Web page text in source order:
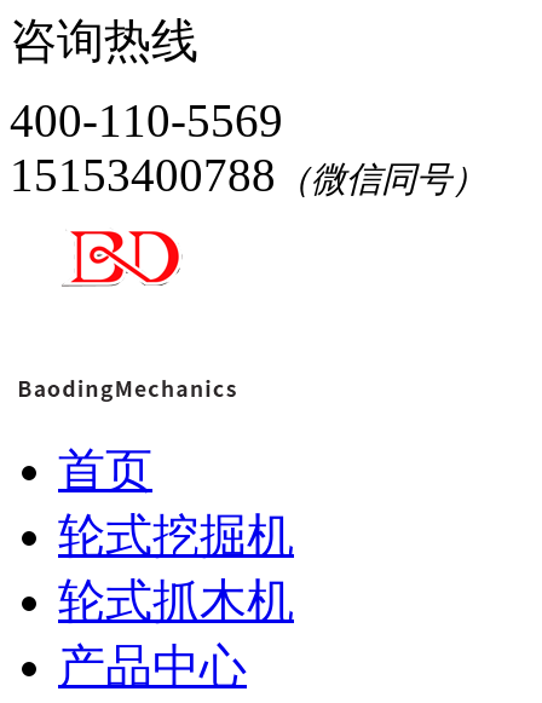
咨询热线
400-110-5569
15153400788 （微信同号）
首页
轮式挖掘机
轮式抓木机
产品中心